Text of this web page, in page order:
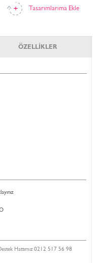
Tasarımlarıma Ekle
ÖZELLİKLER
Hattımız 0212 517 56 98